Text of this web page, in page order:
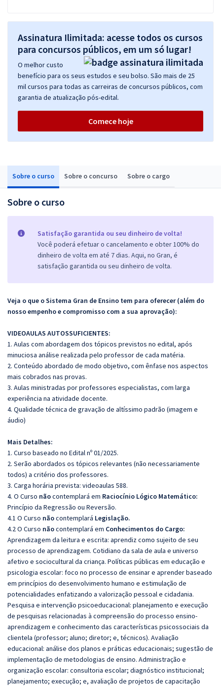
Sobre o curso Sobre o concurso Sobre o cargo
Sobre o curso
Satisfação garantida ou seu dinheiro de volta!
Você poderá efetuar o cancelamento e obter 100% do
dinheiro de volta em até 7 dias. Aqui, no Gran, é
satisfação garantida ou seu dinheiro de volta.
Veja o que o Sistema Gran de Ensino tem para oferecer (além do
nosso empenho e compromisso com a sua aprovação):
VIDEOAULAS AUTOSSUFICIENTES:
1. Aulas com abordagem dos tópicos previstos no edital, após
minuciosa análise realizada pelo professor de cada matéria.
2. Conteúdo abordado de modo objetivo, com ênfase nos aspectos
mais cobrados nas provas.
3. Aulas ministradas por professores especialistas, com larga
experiência na atividade docente.
4. Qualidade técnica de gravação de altíssimo padrão (imagem e
áudio)
Mais Detalhes:
1. Curso baseado no Edital nº 01/2025.
2. Serão abordados os tópicos relevantes (não necessariamente
todos) a critério dos professores.
3. Carga horária prevista: videoaulas 588.
4. O Curso nãocontemplará em Raciocínio Lógico Matemático:
Princípio da Regressão ou Reversão.
4.1 O Curso nãocontemplará Legislação.
4.2 O Curso nãocontemplará em Conhecimentos do Cargo:
Aprendizagem da leitura e escrita: aprendiz como sujeito de seu
processo de aprendizagem. Cotidiano da sala de aula e universo
afetivo e sociocultural da criança. Políticas públicas em educação e
psicologia escolar: foco no processo de ensinar e aprender baseado
em princípios do desenvolvimento humano e estimulação de
potencialidades enfatizando a valorização pessoal e cidadania.
Pesquisa e intervenção psicoeducacional: planejamento e execução
de pesquisas relacionadas à compreensão do processo ensino‐
aprendizagem e conhecimento das características psicossociais da
clientela (professor; aluno; diretor; e, técnicos). Avaliação
educacional: análise dos planos e práticas educacionais; sugestão de
implementação de metodologias de ensino. Administração e
organização escolar: consultoria escolar; diagnóstico institucional;
planejamento; execução; e, avaliação de projetos de capacitação
Assinatura Ilimitada: acesse todos os cursos
para concursos públicos, em um só lugar!
O melhor custo
benefício para os seus estudos e seu bolso. São mais de 25
mil cursos para todas as carreiras de concursos públicos, com
garantia de atualização pós-edital.
Comece hoje